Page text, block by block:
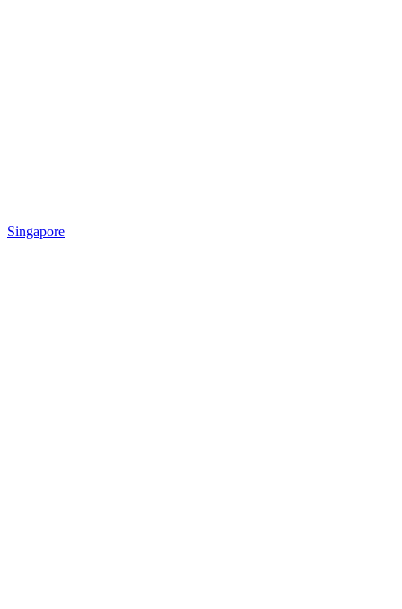
Singapore